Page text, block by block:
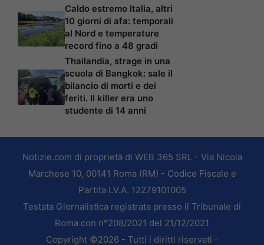
Caldo estremo Italia, altri
10 giorni di afa: temporali
al Nord e temperature
record fino a 48 gradi
Thailandia, strage in una
scuola di Bangkok: sale il
bilancio di morti e dei
feriti. Il killer era uno
studente di 14 anni
Notizie.com di proprietà di WEB 365 SRL - Via Nicola
Marchese 10, 00141 Roma (RM) - Codice Fiscale e
Partita I.V.A. 12279101005
Testata Giornalistica registrata presso il Tribunale di
Roma con n°208/2021 del 21/12/2021
Copyright ©2026 - Tutti i diritti riservati -